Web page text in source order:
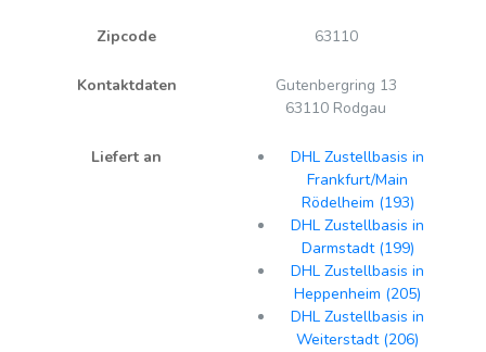
Zipcode 63110
Kontaktdaten
Gutenbergring 13
63110 Rodgau
Liefert an
DHL Zustellbasis in
Frankfurt/Main
Rödelheim (193)
DHL Zustellbasis in
Darmstadt (199)
DHL Zustellbasis in
Heppenheim (205)
DHL Zustellbasis in
Weiterstadt (206)